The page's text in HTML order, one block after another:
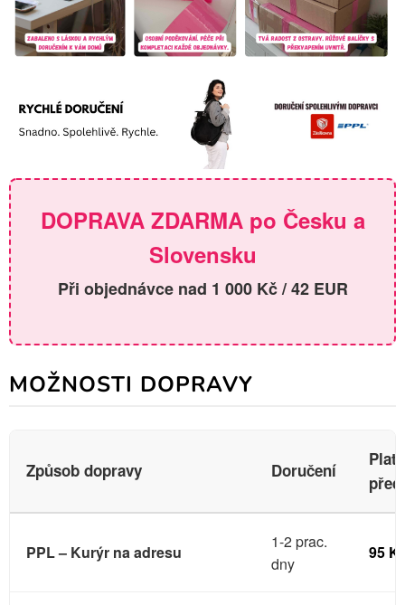
DOPRAVA ZDARMA po Česku a
Slovensku
Při objednávce nad 1 000 Kč / 42 EUR
MOŽNOSTI DOPRAVY
Způsob dopravy Doručení
PPL – Kurýr na adresu
1-2 prac.
dny
95